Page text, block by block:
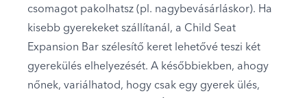
csomagot pakolhatsz (pl. nagybevásárláskor). Ha
kisebb gyerekeket szállítanál, a Child Seat
Expansion Bar szélesítő keret lehetővé teszi két
gyerekülés elhelyezését. A későbbiekben, ahogy
nőnek, variálhatod, hogy csak egy gyerek ülés,